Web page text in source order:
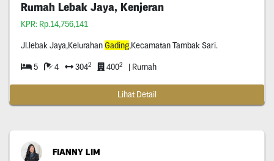
Rumah Lebak Jaya, Kenjeran
KPR: Rp.14,756,141
Jl.lebak Jaya,KelurahanGading,Kecamatan Tambak Sari.
5 4 3042 4002 | Rumah
Lihat Detail
FIANNY LIM